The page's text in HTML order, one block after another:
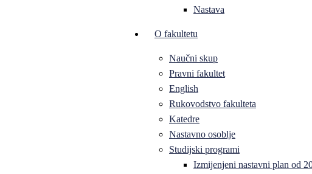
Nastava
O fakultetu
Naučni skup
Pravni fakultet
English
Rukovodstvo fakulteta
Katedre
Nastavno osoblje
Studijski programi
Izmijenjeni nastavni plan od